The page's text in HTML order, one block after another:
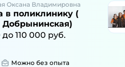
Оксана Владимировна
в поликлинику (
Добрынинская)
до 110 000 руб.
Можно без опыта